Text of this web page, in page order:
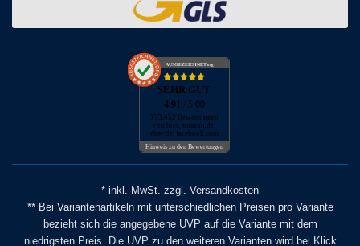
AUSGEZEICHNET.org
SEHR GUT
4.91 / 5.00
173.452 Bewertungen
von hier, amazon.de,
ebay.de, facebook.com
Hinweis zu den Bewertungen
* inkl. MwSt. zzgl. Versandkosten
** Bei Variantenartikeln mit unterschiedlichen Preisen pro Variante
bezieht sich die angegebene UVP auf die Variante mit dem
niedrigsten Preis. Die UVP zu den weiteren Varianten wird bei Klick